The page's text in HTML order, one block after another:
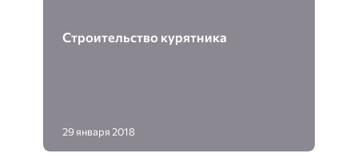
Строительство курятника
29 января 2018